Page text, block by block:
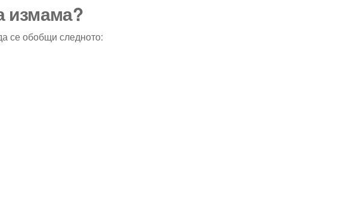
измама?
се обобщи следното: